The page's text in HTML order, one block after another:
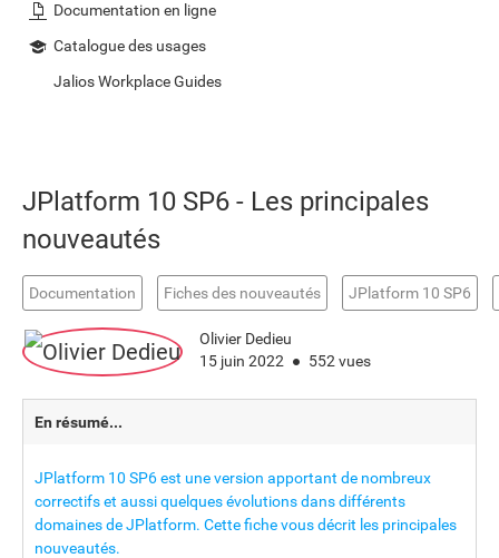
Documentation en ligne
Catalogue des usages
Jalios Workplace Guides
JPlatform 10 SP6 - Les principales
nouveautés
Documentation Fiches des nouveautés JPlatform 10 SP6
Olivier Dedieu
15 juin 2022
552 vues
En résumé...
JPlatform 10 SP6 est une version apportant de nombreux
correctifs et aussi quelques évolutions dans différents
domaines de JPlatform. Cette fiche vous décrit les principales
nouveautés.